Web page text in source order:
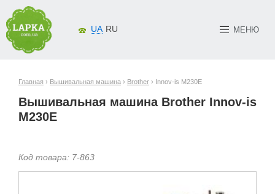
МЕНЮ
UA RU
Главная › Вышивальная машина › Brother › Innov-is M230E
Вышивальная машина Brother Innov-is
M230E
Код товара: 7-863